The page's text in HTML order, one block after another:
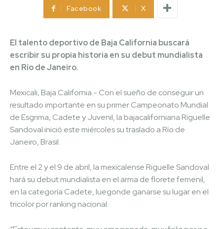
Facebook X
El talento deportivo de Baja California buscará
escribir su propia historia en su debut mundialista
en Río de Janeiro.
Mexicali, Baja California.- Con el sueño de conseguir un
resultado importante en su primer Campeonato Mundial
de Esgrima, Cadete y Juvenil, la bajacaliforniana Riguelle
Sandoval inició este miércoles su traslado a Río de
Janeiro, Brasil.
Entre el 2 y el 9 de abril, la mexicalense Riguelle Sandoval
hará su debut mundialista en el arma de florete femenil,
en la categoría Cadete, luegonde ganarse su lugar en el
tricolor por ranking nacional.